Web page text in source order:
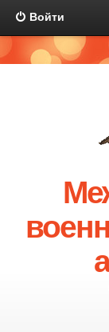
Войти